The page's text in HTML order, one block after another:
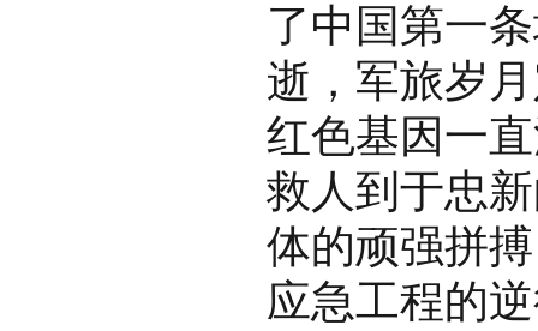
了中国第一
逝，军旅岁
红色基因一
救人到于忠
体的顽强拼
应急工程的